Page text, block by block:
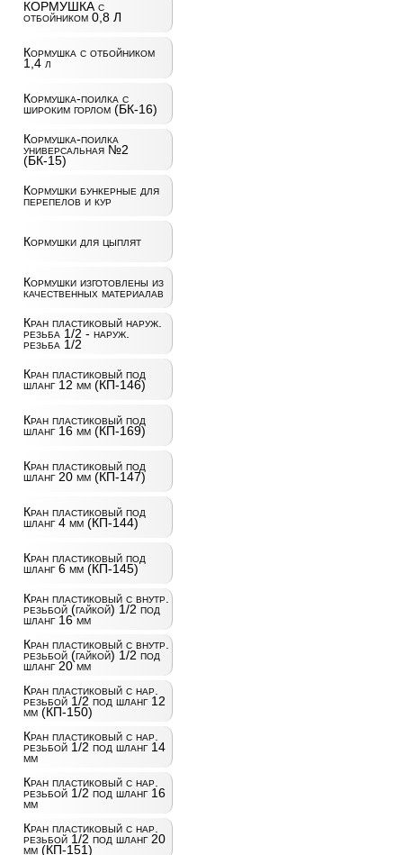
КОРМУШКА с
отбойником 0,8 Л
Кормушка с отбойником
1,4 л
Кормушка-поилка с
широким горлом (БК-16)
Кормушка-поилка
универсальная №2
(БК-15)
Кормушки бункерные для
перепелов и кур
Кормушки для цыплят
Кормушки изготовлены из
качественных материалав
Кран пластиковый наруж.
резьба 1/2 - наруж.
резьба 1/2
Кран пластиковый под
шланг 12 мм (КП-146)
Кран пластиковый под
шланг 16 мм (КП-169)
Кран пластиковый под
шланг 20 мм (КП-147)
Кран пластиковый под
шланг 4 мм (КП-144)
Кран пластиковый под
шланг 6 мм (КП-145)
Кран пластиковый с внутр.
резьбой (гайкой) 1/2 под
шланг 16 мм
Кран пластиковый с внутр.
резьбой (гайкой) 1/2 под
шланг 20 мм
Кран пластиковый с нар.
резьбой 1/2 под шланг 12
мм (КП-150)
Кран пластиковый с нар.
резьбой 1/2 под шланг 14
мм
Кран пластиковый с нар.
резьбой 1/2 под шланг 16
мм
Кран пластиковый с нар.
резьбой 1/2 под шланг 20
мм (КП-151)